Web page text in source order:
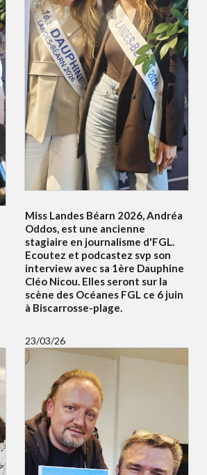
Miss Landes Béarn 2026, Andréa
Oddos, est une ancienne
stagiaire en journalisme d'FGL.
Ecoutez et podcastez svp son
interview avec sa 1ère Dauphine
Cléo Nicou. Elles seront sur la
scène des Océanes FGL ce 6 juin
à Biscarrosse-plage.
23/03/26